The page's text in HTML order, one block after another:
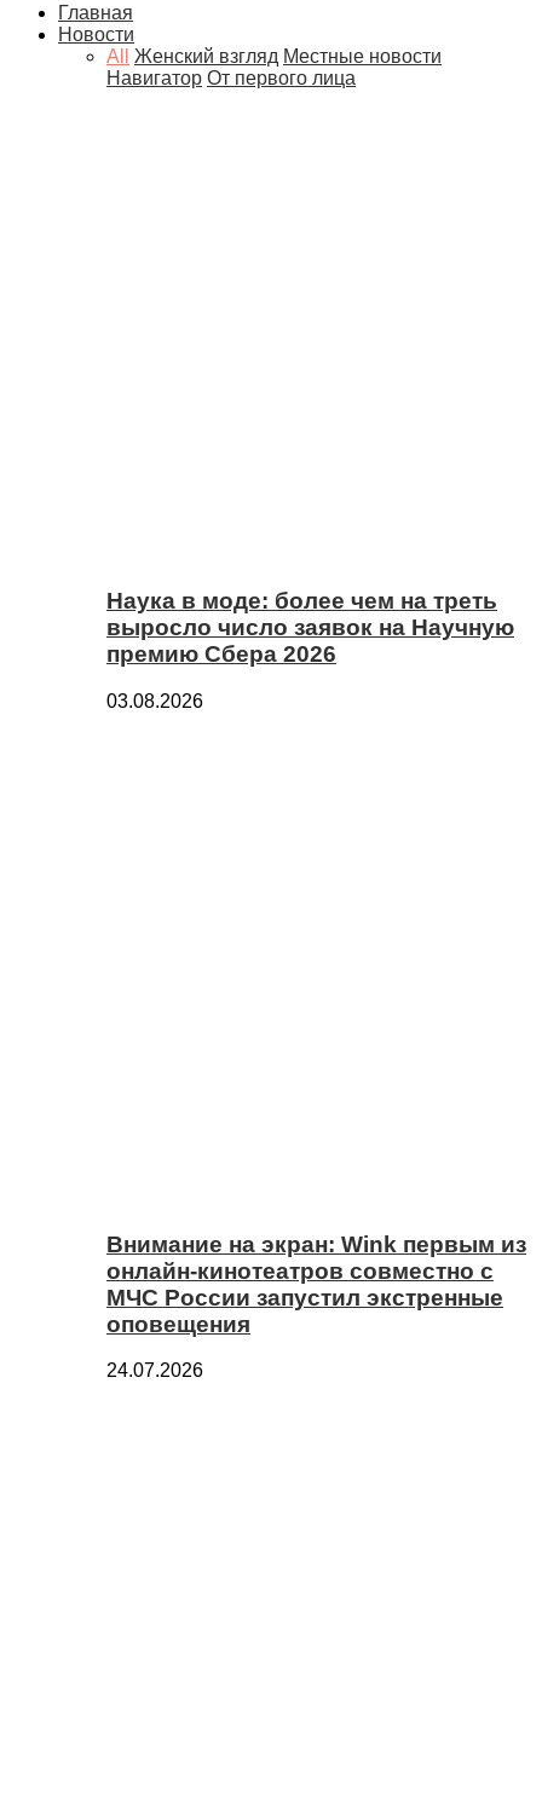
Главная
Новости
All
Женский взгляд Местные новости
Навигатор От первого лица
Наука в моде: более чем на треть
выросло число заявок на Научную
премию Сбера 2026
03.08.2026
Внимание на экран: Wink первым из
онлайн-кинотеатров совместно с
МЧС России запустил экстренные
оповещения
24.07.2026